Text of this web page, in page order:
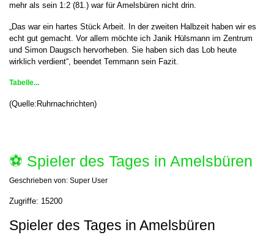
mehr als sein 1:2 (81.) war für Amelsbüren nicht drin.
„Das war ein hartes Stück Arbeit. In der zweiten Halbzeit haben wir es
echt gut gemacht. Vor allem möchte ich Janik Hülsmann im Zentrum
und Simon Daugsch hervorheben. Sie haben sich das Lob heute
wirklich verdient“, beendet Temmann sein Fazit.
Tabelle...
(Quelle:Ruhrnachrichten)
⚽️ Spieler des Tages in Amelsbüren
Geschrieben von: Super User
Zugriffe: 15200
Spieler des Tages in Amelsbüren